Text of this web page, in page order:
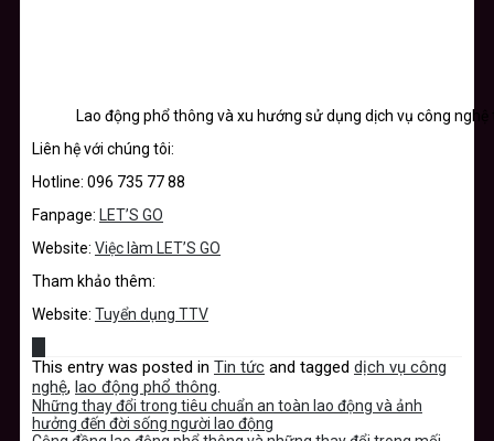
Lao động phổ thông và xu hướng sử dụng dịch vụ công
Liên hệ với chúng tôi:
Hotline: 096 735 77 88
Fanpage: LET’S GO
Website: Việc làm LET’S GO
Tham khảo thêm:
Website: Tuyển dụng TTV
This entry was posted in Tin tức and tagged dịch vụ công
nghệ, lao động phổ thông.
Những thay đổi trong tiêu chuẩn an toàn lao động và ảnh
hưởng đến đời sống người lao động